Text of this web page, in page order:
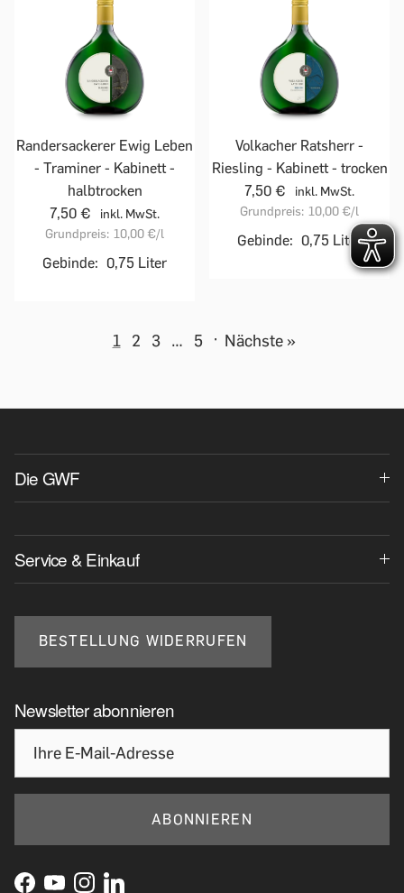
Randersackerer Ewig Leben
- Traminer - Kabinett -
halbtrocken
7,50 €
inkl. MwSt.
Grundpreis: 10,00 €/l
Gebinde: 0,75 Liter
Volkacher Ratsherr -
Riesling - Kabinett - trocken
7,50 €
inkl. MwSt.
Grundpreis: 10,00 €/l
Gebinde: 0,75 Liter
1 2 3 … 5 · Nächste »
Die GWF
Service & Einkauf
BESTELLUNG WIDERRUFEN
Newsletter abonnieren
ABONNIEREN